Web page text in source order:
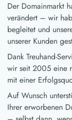
Der Domainmarkt
verändert – wir
begleitet und
unserer Kunden
Dank Treuhand-
wir seit 2005 eine
mit einer
Auf Wunsch
Ihrer erworbenen